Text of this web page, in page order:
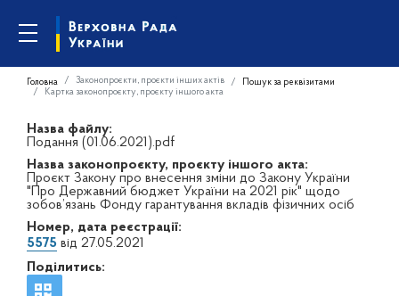
Головна Законопроєкти, проєкти інших актів
Пошук за реквізитами
Картка законопроєкту, проєкту іншого акта
Назва файлу:
Подання (01.06.2021).pdf
Назва законопроєкту, проєкту іншого акта:
Проєкт Закону про внесення зміни до Закону України
"Про Державний бюджет України на 2021 рік" щодо
зобов’язань Фонду гарантування вкладів фізичних осіб
Номер, дата реєстрації:
5575 від 27.05.2021
Поділитись: